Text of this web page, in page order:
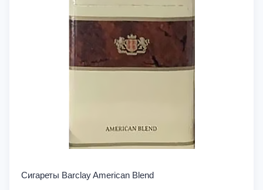
Сигареты Barclay American Blend